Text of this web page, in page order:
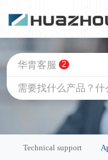
Technical support